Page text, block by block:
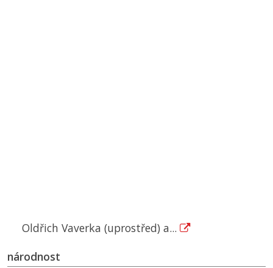
Oldřich Vaverka (uprostřed) a...
národnost